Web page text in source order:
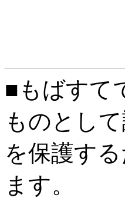
■もばすて
ものとし
を保護す
ます。